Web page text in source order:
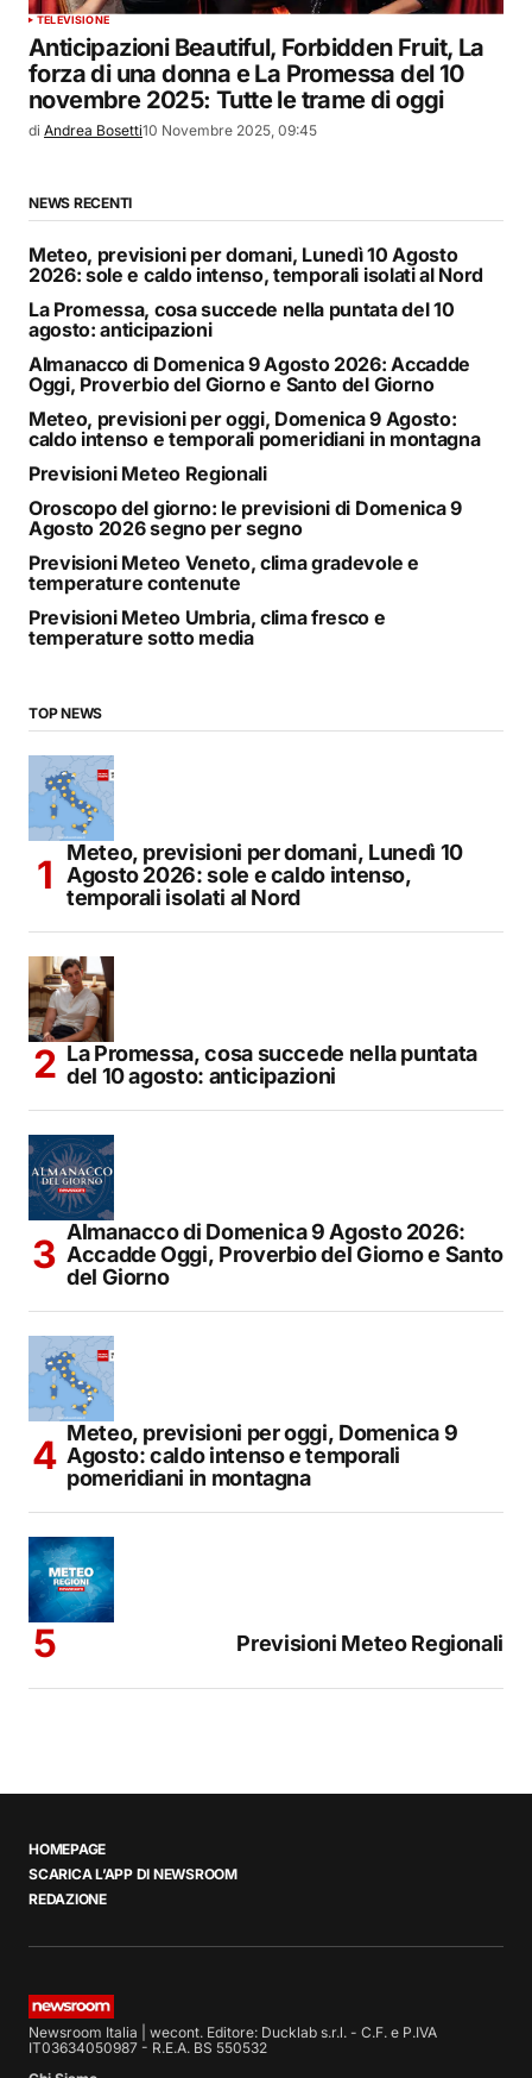
TELEVISIONE
Anticipazioni Beautiful, Forbidden Fruit, La
forza di una donna e La Promessa del 10
novembre 2025: Tutte le trame di oggi
di Andrea Bosetti10 Novembre 2025, 09:45
NEWS RECENTI
Meteo, previsioni per domani, Lunedì 10 Agosto
2026: sole e caldo intenso, temporali isolati al Nord
La Promessa, cosa succede nella puntata del 10
agosto: anticipazioni
Almanacco di Domenica 9 Agosto 2026: Accadde
Oggi, Proverbio del Giorno e Santo del Giorno
Meteo, previsioni per oggi, Domenica 9 Agosto:
caldo intenso e temporali pomeridiani in montagna
Previsioni Meteo Regionali
Oroscopo del giorno: le previsioni di Domenica 9
Agosto 2026 segno per segno
Previsioni Meteo Veneto, clima gradevole e
temperature contenute
Previsioni Meteo Umbria, clima fresco e
temperature sotto media
TOP NEWS
Meteo, previsioni per domani, Lunedì 10
Agosto 2026: sole e caldo intenso,
temporali isolati al Nord
La Promessa, cosa succede nella puntata
del 10 agosto: anticipazioni
Almanacco di Domenica 9 Agosto 2026:
Accadde Oggi, Proverbio del Giorno e Santo
del Giorno
Meteo, previsioni per oggi, Domenica 9
Agosto: caldo intenso e temporali
pomeridiani in montagna
Previsioni Meteo Regionali
HOMEPAGE
SCARICA L’APP DI NEWSROOM
REDAZIONE
Newsroom Italia | wecont. Editore: Ducklab s.r.l. - C.F. e P.IVA
IT03634050987 - R.E.A. BS 550532